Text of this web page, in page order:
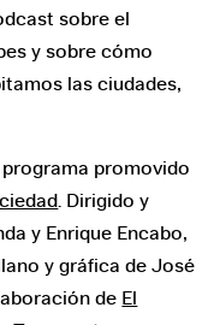
sobre el
y sobre cómo
las ciudades,
programa promovido
. Dirigido y
y Enrique Encabo,
y gráfica de José
de El